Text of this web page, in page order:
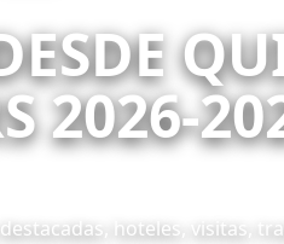
2026-
hoteles, visitas,